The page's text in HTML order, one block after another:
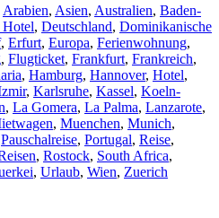
Arabien, Asien, Australien, Baden-
Hotel, Deutschland, Dominikanische
, Erfurt, Europa, Ferienwohnung,
, Flugticket, Frankfurt, Frankreich,
, Hamburg, Hannover, Hotel,
, Karlsruhe, Kassel, Koeln-
, La Gomera, La Palma, Lanzarote,
, Muenchen, Munich,
Pauschalreise, Portugal, Reise,
, Rostock, South Africa,
, Urlaub, Wien, Zuerich